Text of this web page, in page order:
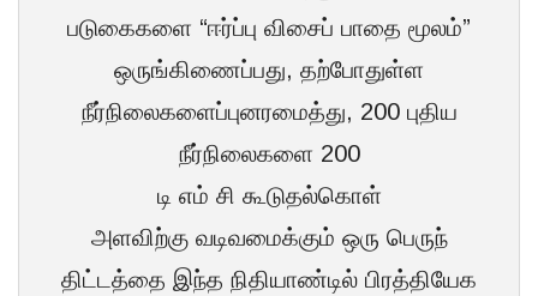
படுகைகளை “ஈர்ப்பு விசைப் பாதை மூலம்”
ஒருங்கிணைப்பது, தற்போதுள்ள
நீர்நிலைகளைப்புனரமைத்து, 200 புதிய
நீர்நிலைகளை 200
டி எம் சி கூடுதல்கொள்
அளவிற்கு வடிவமைக்கும் ஒரு பெருந்
திட்டத்தை இந்த நிதியாண்டில் பிரத்தியேக